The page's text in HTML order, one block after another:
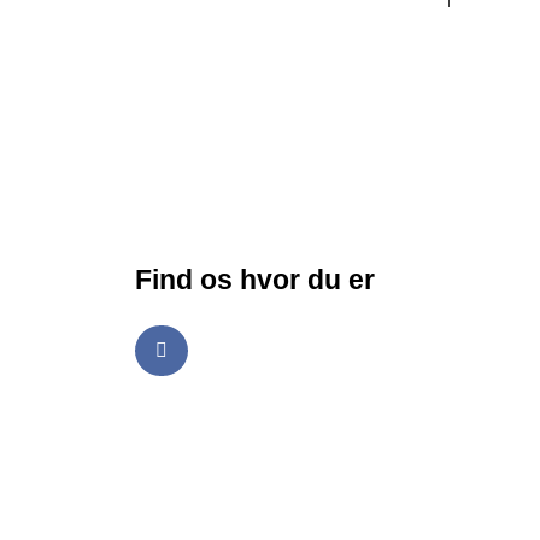
Find os hvor du er